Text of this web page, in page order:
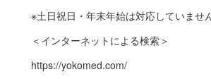
※土日祝日・年末年始は対応していませ
＜インターネットによる検索＞
https://yokomed.com/